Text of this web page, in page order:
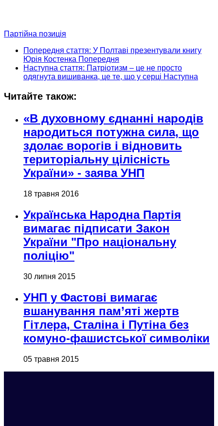
Партійна позиція
Попередня стаття: У Полтаві презентували книгу
Юрія Костенка Попередня
Наступна стаття: Патріотизм – це не просто
одягнута вишиванка, це те, що у серці Наступна
Читайте також:
«В духовному єднанні народів
народиться потужна сила, що
здолає ворогів і відновить
територіальну цілісність
України» - заява УНП
18 травня 2016
Українська Народна Партія
вимагає підписати Закон
України "Про національну
поліцію"
30 липня 2015
УНП у Фастові вимагає
вшанування пам’яті жертв
Гітлера, Сталіна і Путіна без
комуно-фашистської символіки
05 травня 2015